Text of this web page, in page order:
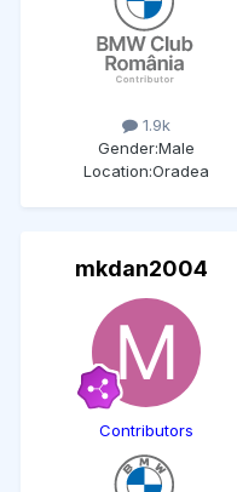
1.9k
Gender:Male
Location:Oradea
mkdan2004
Contributors